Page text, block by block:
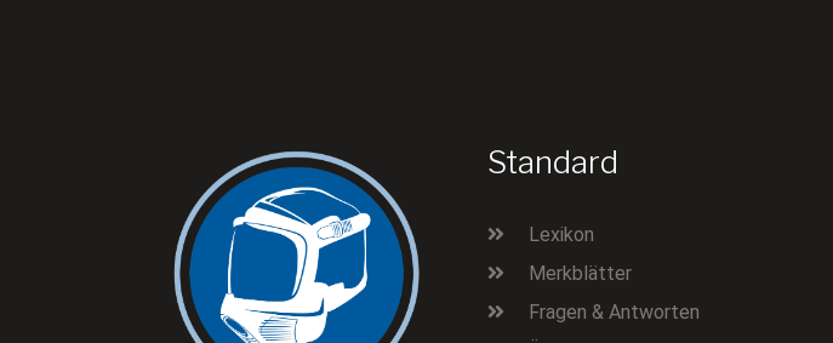
Standard
Lexikon
Merkblätter
Fragen & Antworten